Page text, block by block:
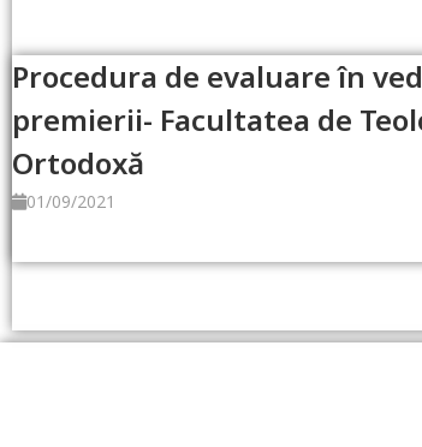
Procedura de evaluare în
premierii- Facultatea de
Ortodoxă
01/09/2021